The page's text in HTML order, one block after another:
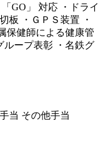
GO」 対応 ・ドライ
板 ・ＧＰＳ装置 ・
保健師による健康管
ループ表彰 ・名鉄グ
当 その他手当